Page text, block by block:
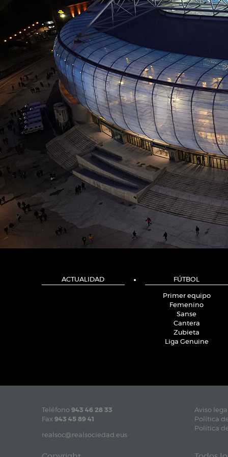
ACTUALIDAD FÚTBOL
Primer equipo
Femenino
Sanse
Cantera
Zubieta
Liga Genuine
Teléfono 943 46 28 33
Fax 943 45 89 41
realsoc@realsociedad.eus
Aviso
Política
Política